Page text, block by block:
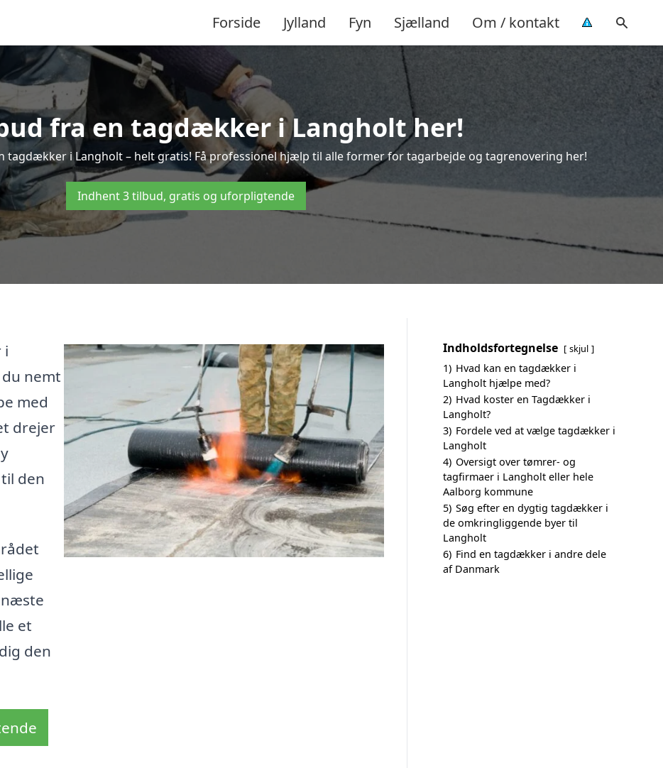
Forside Jylland Fyn Sjælland Om / kontakt
fra en tagdækker i Langholt her!
i Langholt – helt gratis! Få professionel hjælp til alle former for tagarbejde og tagrenovering her!
Indhent 3 tilbud, gratis og uforpligtende
i
nemt
med
drejer
den
et
den
Indholdsfortegnelse skjul
1) Hvad kan en tagdækker i
Langholt hjælpe med?
2) Hvad koster en Tagdækker i
Langholt?
3) Fordele ved at vælge tagdækker i
Langholt
4) Oversigt over tømrer- og
tagfirmaer i Langholt eller hele
Aalborg kommune
5) Søg efter en dygtig tagdækker i
de omkringliggende byer til
Langholt
6) Find en tagdækker i andre dele
af Danmark